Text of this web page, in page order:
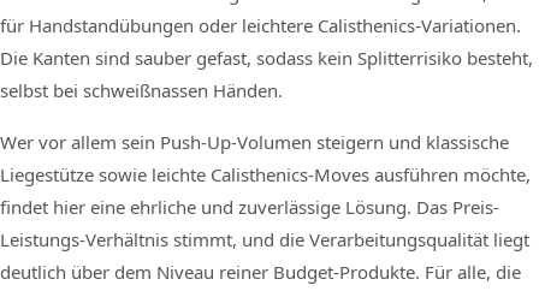
für Handstandübungen oder leichtere Calisthenics-Variationen.
Die Kanten sind sauber gefast, sodass kein Splitterrisiko besteht,
selbst bei schweißnassen Händen.
Wer vor allem sein Push-Up-Volumen steigern und klassische
Liegestütze sowie leichte Calisthenics-Moves ausführen möchte,
findet hier eine ehrliche und zuverlässige Lösung. Das Preis-
Leistungs-Verhältnis stimmt, und die Verarbeitungsqualität liegt
deutlich über dem Niveau reiner Budget-Produkte. Für alle, die